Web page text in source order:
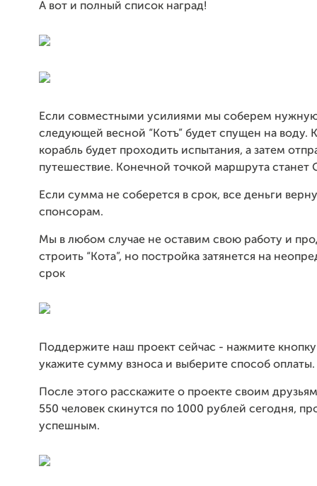
А вот и полный список наград!
Если совместными усилиями мы соберем
следующей весной “Котъ” будет спущен на воду.
корабль будет проходить испытания, а затем
путешествие. Конечной точкой маршрута станет
Если сумма не соберется в срок, все деньги
спонсорам.
Мы в любом случае не оставим свою работу и
строить “Кота”, но постройка затянется на
срок
Поддержите наш проект сейчас - нажмите кнопку
укажите сумму взноса и выберите способ оплаты.
После этого расскажите о проекте своим
550 человек скинутся по 1000 рублей сегодня,
успешным.